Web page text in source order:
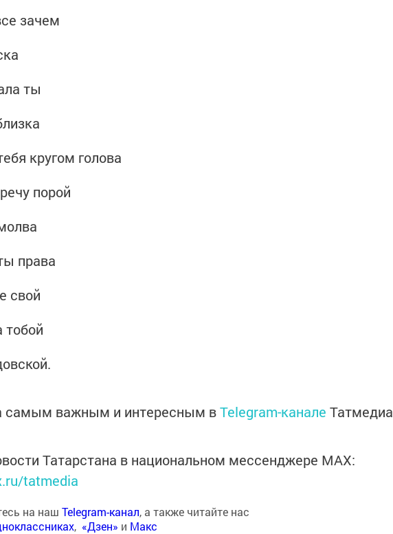
зачем
ты
кругом голова
порой
права
свой
тобой
самым важным и интересным вTelegram-канале Татмедиа
Татарстана в национальном мессенджере MАХ:
tatmedia
на наш Telegram-канал, а также читайте нас
, «Дзен» и Макс